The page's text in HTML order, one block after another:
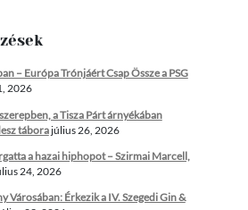
– Európa Trónjáért Csap Össze a PSG
2026
a Tisza Párt árnyékában
táborajúlius 26, 2026
a hazai hiphopot – Szirmai Marcell,
24, 2026
Városában: Érkezik a IV. Szegedi Gin &